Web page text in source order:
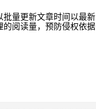
量更新文章时间以最新
阅读量，预防侵权依据